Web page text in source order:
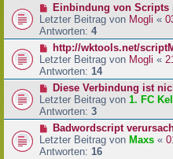
Einbindung von Scripts
Letzter Beitrag von Mogli «
Antworten: 4
http://wktools.net/
Letzter Beitrag von Mogli «
Antworten: 14
Diese Verbindung ist
Letzter Beitrag von 1. FC
Antworten: 3
Badwordscript
Letzter Beitrag von Maxs «
Antworten: 16